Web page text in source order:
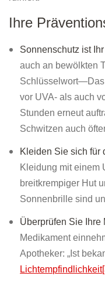
Ihre
Sonnenschutz ist
auch an bewölkten
Schlüsselwort—Das
vor UVA- als auch
Stunden erneut
Schwitzen auch
Kleiden Sie sich für
Kleidung mit einem
breitkrempiger Hut
Sonnenbrille sind
Überprüfen Sie
Medikament
Apotheker: „Ist